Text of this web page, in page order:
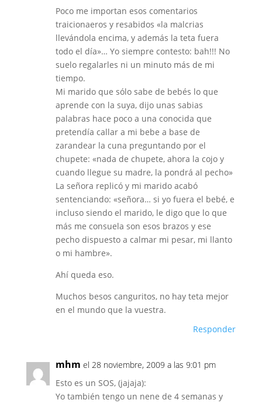
Poco me importan esos comentarios
traicionaeros y resabidos «la malcrias
llevándola encima, y además la teta fuera
todo el día»… Yo siempre contesto: bah!!! No
suelo regalarles ni un minuto más de mi
tiempo.
Mi marido que sólo sabe de bebés lo que
aprende con la suya, dijo unas sabias
palabras hace poco a una conocida que
pretendía callar a mi bebe a base de
zarandear la cuna preguntando por el
chupete: «nada de chupete, ahora la cojo y
cuando llegue su madre, la pondrá al pecho»
La señora replicó y mi marido acabó
sentenciando: «señora… si yo fuera el bebé, e
incluso siendo el marido, le digo que lo que
más me consuela son esos brazos y ese
pecho dispuesto a calmar mi pesar, mi llanto
o mi hambre».
Ahí queda eso.
Muchos besos canguritos, no hay teta mejor
en el mundo que la vuestra.
Responder
mhm el 28 noviembre, 2009 a las 9:01 pm
Esto es un SOS, (jajaja):
Yo también tengo un nene de 4 semanas y